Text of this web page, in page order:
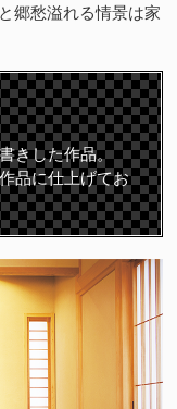
郷愁溢れる情景は家
きした作品。
品に仕上げてお